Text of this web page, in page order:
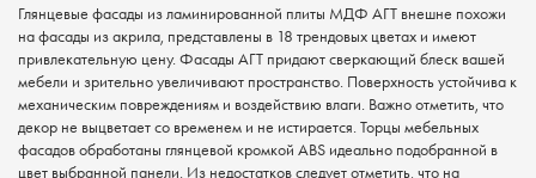
Глянцевые фасады из ламинированной плиты МДФ АГТ внешне похожи
на фасады из акрила, представлены в 18 трендовых цветах и имеют
привлекательную цену. Фасады АГТ придают сверкающий блеск вашей
мебели и зрительно увеличивают пространство. Поверхность устойчива к
механическим повреждениям и воздействию влаги. Важно отметить, что
декор не выцветает со временем и не истирается. Торцы мебельных
фасадов обработаны глянцевой кромкой ABS идеально подобранной в
цвет выбранной панели. Из недостатков следует отметить, что на